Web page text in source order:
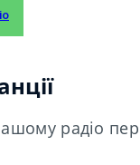
радіо